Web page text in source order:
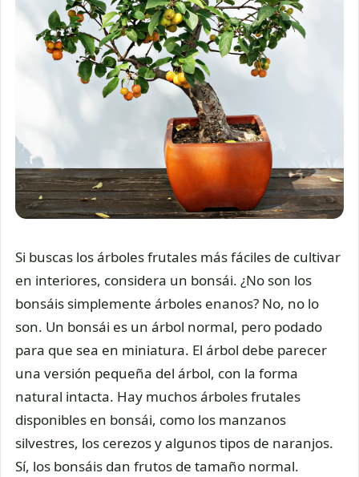
Si buscas los árboles frutales más fáciles de cultivar
en interiores, considera un bonsái. ¿No son los
bonsáis simplemente árboles enanos? No, no lo
son. Un bonsái es un árbol normal, pero podado
para que sea en miniatura. El árbol debe parecer
una versión pequeña del árbol, con la forma
natural intacta. Hay muchos árboles frutales
disponibles en bonsái, como los manzanos
silvestres, los cerezos y algunos tipos de naranjos.
Sí, los bonsáis dan frutos de tamaño normal.